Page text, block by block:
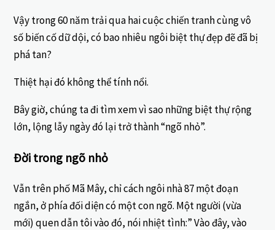
Vậy trong 60 năm trải qua hai cuộc chiến tranh cùng vô
số biến cố dữ dội, có bao nhiêu ngôi biệt thự đẹp đẽ đã bị
phá tan?
Thiệt hại đó không thể tính nổi.
Bây giờ, chúng ta đi tìm xem vì sao những biệt thự rộng
lớn, lộng lẫy ngày đó lại trở thành “ngõ nhỏ”.
Đời trong ngõ nhỏ
Vẫn trên phố Mã Mây, chỉ cách ngôi nhà 87 một đoạn
ngắn, ở phía đối diện có một con ngõ. Một người (vừa
mới) quen dẫn tôi vào đó, nói nhiệt tình:” Vào đây, vào